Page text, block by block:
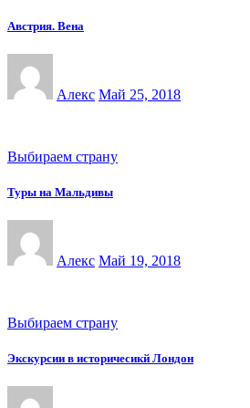
Австрия. Вена
Алекс Май 25, 2018
Выбираем страну
Туры на Мальдивы
Алекс Май 19, 2018
Выбираем страну
Экскурсии в историчесикй Лондон